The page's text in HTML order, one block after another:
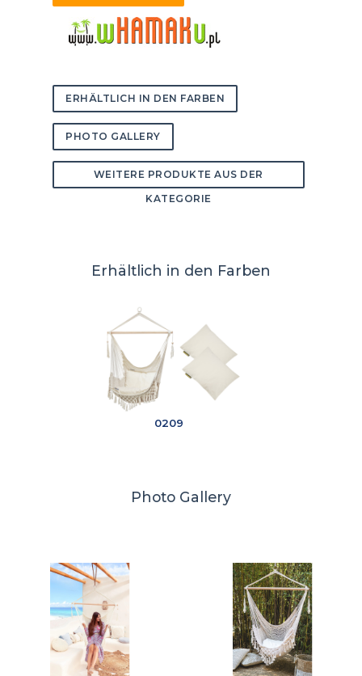
ERHÄLTLICH IN DEN FARBEN
PHOTO GALLERY
WEITERE PRODUKTE AUS DER
KATEGORIE
Erhältlich in den Farben
0209
Photo Gallery